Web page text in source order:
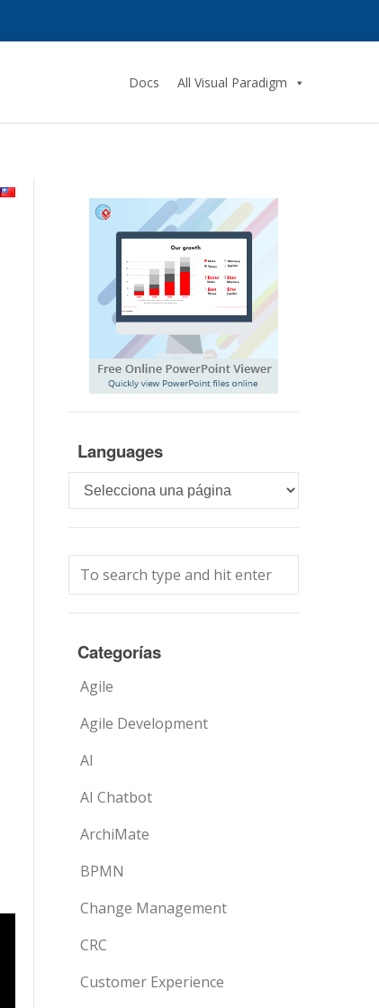
Docs All Visual Paradigm
Languages
Languages
Categorías
Agile
Agile Development
AI
AI Chatbot
ArchiMate
BPMN
Change Management
CRC
Customer Experience